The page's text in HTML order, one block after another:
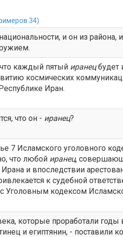
34)
и он из района,
что каждый пятый иранецбудет
космических
Иран.
что он - иранец?
7 Исламского уголовного
что любой иранец,
и впоследствии
к судебной
с Уголовным кодексом
которые проработали
и египтянин, - поставили